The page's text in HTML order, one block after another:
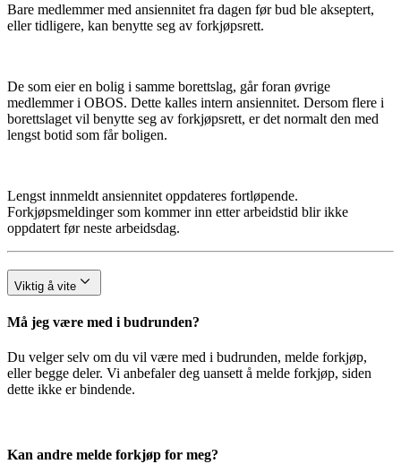
Bare medlemmer med ansiennitet fra dagen før bud ble akseptert,
eller tidligere, kan benytte seg av forkjøpsrett.
De som eier en bolig i samme borettslag, går foran øvrige
medlemmer i OBOS. Dette kalles intern ansiennitet. Dersom flere i
borettslaget vil benytte seg av forkjøpsrett, er det normalt den med
lengst botid som får boligen.
Lengst innmeldt ansiennitet oppdateres fortløpende.
Forkjøpsmeldinger som kommer inn etter arbeidstid blir ikke
oppdatert før neste arbeidsdag.
Viktig å vite
Må jeg være med i budrunden?
Du velger selv om du vil være med i budrunden, melde forkjøp,
eller begge deler. Vi anbefaler deg uansett å melde forkjøp, siden
dette ikke er bindende.
Kan andre melde forkjøp for meg?